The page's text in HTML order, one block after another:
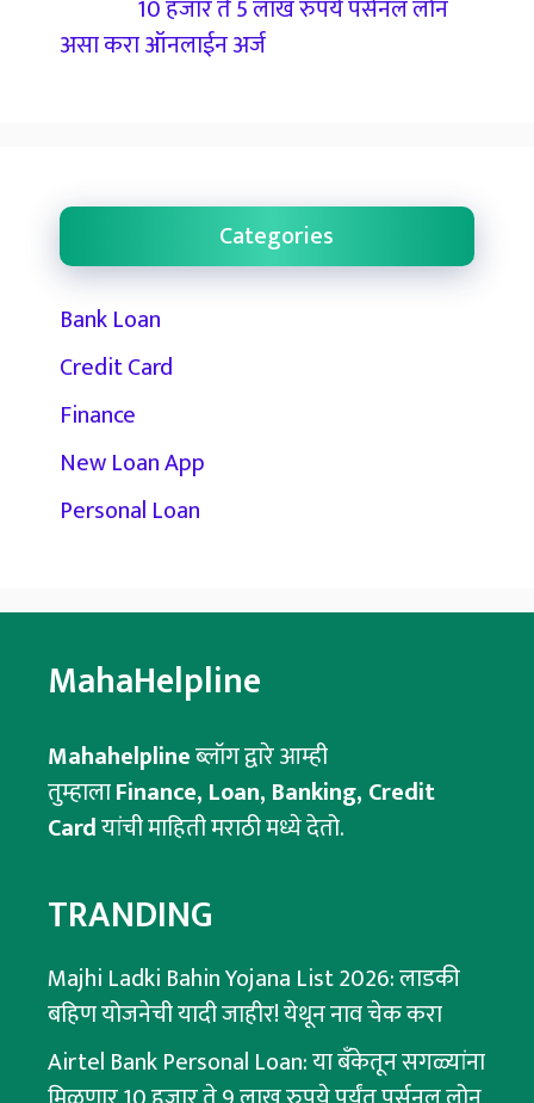
10 हजार ते 5 लाख रुपये पर्सनल लोन
असा करा ऑनलाईन अर्ज
Categories
Bank Loan
Credit Card
Finance
New Loan App
Personal Loan
MahaHelpline
Mahahelplineब्लॉग द्वारे आम्ही
तुम्हालाFinance, Loan, Banking, Credit
Cardयांची माहिती मराठी मध्ये देतो.
TRANDING
Majhi Ladki Bahin Yojana List 2026: लाडकी
बहिण योजनेची यादी जाहीर! येथून नाव चेक करा
Airtel Bank Personal Loan: या बँकेतून सगळ्यांना